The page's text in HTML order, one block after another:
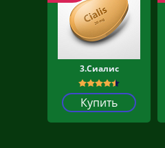
3.Сиалис
Купить